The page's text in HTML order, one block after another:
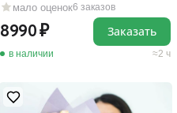
мало оценок6 заказов
8990
в наличии 2 ч
Заказать